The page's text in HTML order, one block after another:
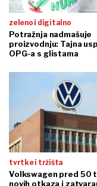
zeleno i digitalno
Potražnja nadmašuje
proizvodnju: Tajna
OPG-a s glistama
tvrtke i tržišta
Volkswagen pred 50
novih otkaza i